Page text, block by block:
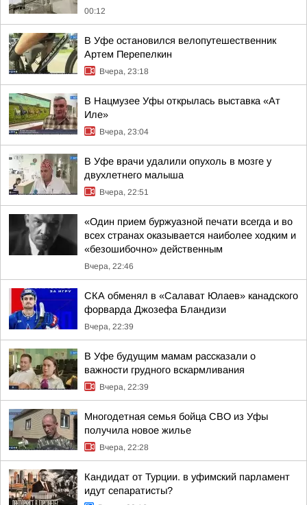
00:12
В Уфе остановился велопутешественник
Артем Перепелкин
Вчера, 23:18
В Нацмузее Уфы открылась выставка «Ат
Иле»
Вчера, 23:04
В Уфе врачи удалили опухоль в мозге у
двухлетнего малыша
Вчера, 22:51
«Один прием буржуазной печати всегда и во
всех странах оказывается наиболее ходким и
«безошибочно» действенным
Вчера, 22:46
СКА обменял в «Салават Юлаев» канадского
форварда Джозефа Бландизи
Вчера, 22:39
В Уфе будущим мамам рассказали о
важности грудного вскармливания
Вчера, 22:39
Многодетная семья бойца СВО из Уфы
получила новое жилье
Вчера, 22:28
Кандидат от Турции. в уфимский парламент
идут сепаратисты?